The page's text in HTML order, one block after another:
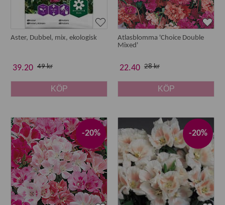
Aster, Dubbel, mix, ekologisk
39.20 49 kr
KÖP
Atlasblomma 'Choice Double
Mixed'
22.40 28 kr
KÖP
-20% -20%